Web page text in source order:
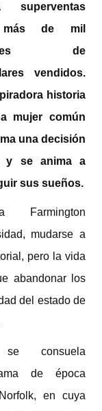
superventas
de mil
de
vendidos.
historia
mujer común
una decisión
y se anima a
sus sueños.
Farmington
mudarse a
pero la vida
abandonar los
del estado de
consuela
de época
en cuya